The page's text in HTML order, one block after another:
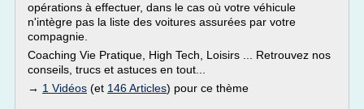
opérations à effectuer, dans le cas où votre véhicule
n'intègre pas la liste des voitures assurées par votre
compagnie.
Coaching Vie Pratique, High Tech, Loisirs ... Retrouvez nos
conseils, trucs et astuces en tout...
→ 1 Vidéos (et 146 Articles) pour ce thème